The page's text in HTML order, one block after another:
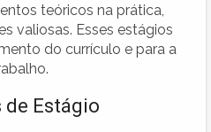
teóricos na prática,
valiosas. Esses estágios
do currículo e para a
de Estágio